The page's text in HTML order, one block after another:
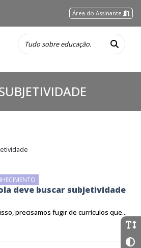
Área do Assinante
deve buscar subjetividade
precisamos fugir de currículos que...